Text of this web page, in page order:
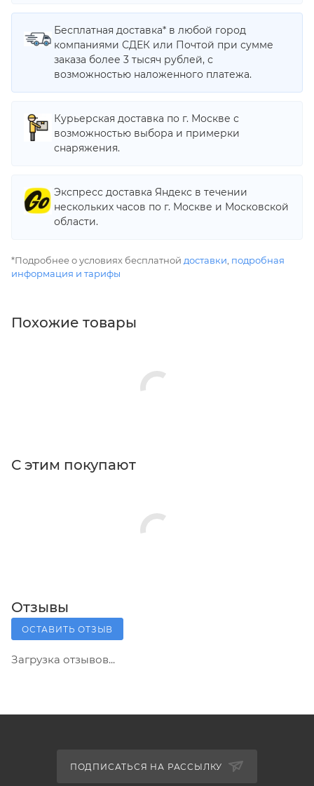
Бесплатная доставка* в любой город
компаниями СДЕК или Почтой при сумме
заказа более 3 тысяч рублей, с
возможностью наложенного платежа.
Курьерская доставка по г. Москве с
возможностью выбора и примерки
снаряжения.
Экспресс доставка Яндекс в течении
нескольких часов по г. Москве и Московской
области.
*Подробнее о условиях бесплатной доставки подробная
информация и тарифы
Похожие товары
С этим покупают
Отзывы
ОСТАВИТЬ ОТЗЫВ
Загрузка отзывов...
ПОДПИСАТЬСЯ НА РАССЫЛКУ